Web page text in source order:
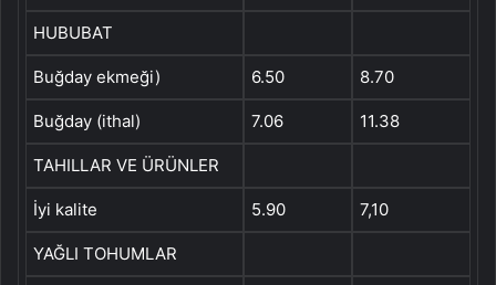
HUBUBAT
Buğday ekmeği) 6.50 8.70
Buğday (ithal) 7.06 11.38
TAHILLAR VE ÜRÜNLER
İyi kalite 5.90 7,10
YAĞLI TOHUMLAR